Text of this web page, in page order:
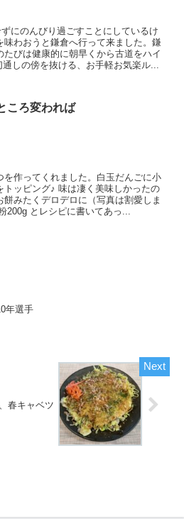
にのんびり過ごすことにしているけ
わおうと鎌倉へ行って来ました。鎌
びは健康的に朝早くから古道をハイ
しの傍を抜ける、お手軽お気楽ル...
ころ変われば
作ってくれました。白玉だんごに小
ッピング♪ 味は凄く美味しかったの
みたくデロデロに（写真は割愛しま
200g とレシピに書いてあっ...
年選手
春キャベツ